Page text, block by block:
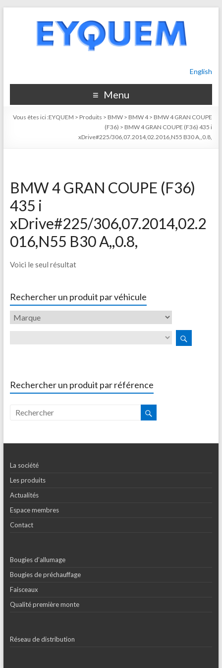
English
Menu
Vous êtes ici :EYQUEM > Produits > BMW > BMW 4> BMW 4 GRAN COUPE
(F36) > BMW 4 GRAN COUPE (F36) 435 i
xDrive#225/306,07.2014,02.2016,N55 B30 A,,0.8,
BMW 4 GRAN COUPE (F36)
435 i
xDrive#225/306,07.2014,02.2
016,N55 B30 A,,0.8,
Voici le seul résultat
Rechercher un produit par véhicule
Rechercher un produit par référence
La société
Les produits
Actualités
Espace membres
Contact
Bougies d’allumage
Bougies de préchauffage
Faisceaux
Qualité première monte
Réseau de distribution